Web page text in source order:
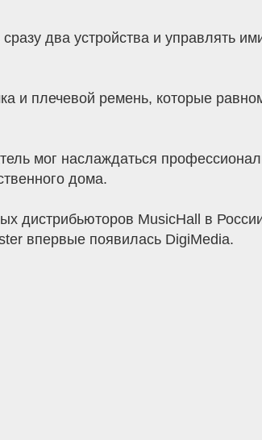
два устройства и управлять
и плечевой ремень, которые
мог наслаждаться
дома.
дистрибьюторов MusicHall в
впервые появилась DigiMedia.